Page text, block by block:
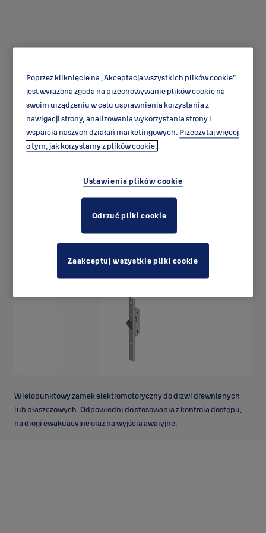
EL518
Wielopunktowy zamek elektromotoryczny do drzwi drewnianych
lub płaszczowych. Odpowiedni do stosowania z kontrolą dostępu,
na drogi ewakuacyjne oraz na wyjścia awaryjne.
Poprzez kliknięcie na „Akceptacja wszystkich plików cookie”
jest wyrażona zgoda na przechowywanie plików cookie na
swoim urządzeniu w celu usprawnienia korzystania z
nawigacji strony, analizowania wykorzystania strony i
wsparcia naszych działań marketingowych. Przeczytaj więcej
o tym, jak korzystamy z plików cookie.
Ustawienia plików cookie
Odrzuć pliki cookie
Zaakceptuj wszystkie pliki cookie